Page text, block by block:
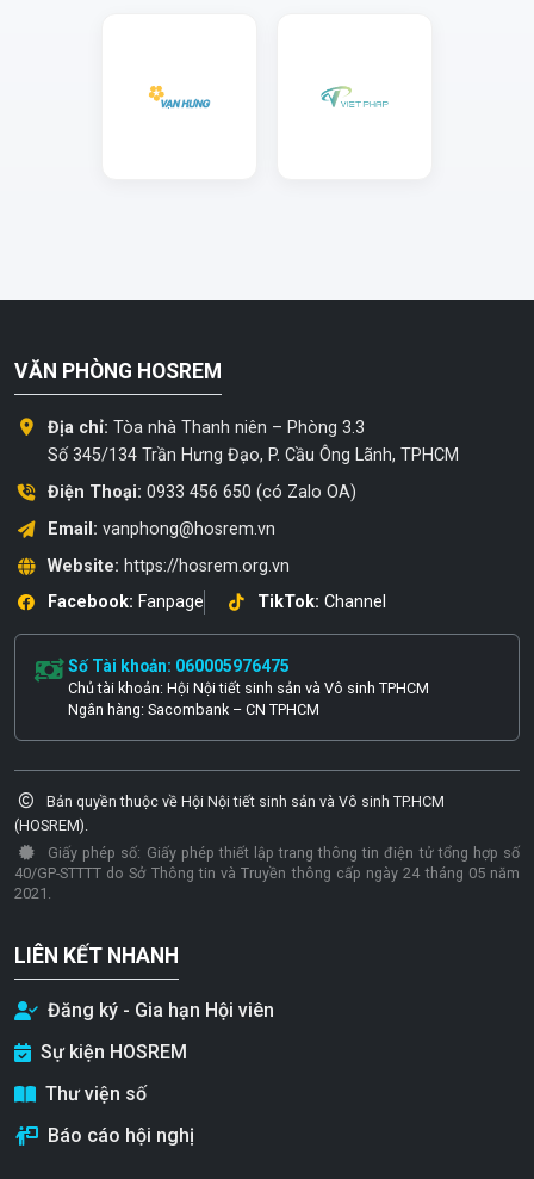
VĂN PHÒNG HOSREM
Địa chỉ: Tòa nhà Thanh niên – Phòng 3.3
Số 345/134 Trần Hưng Đạo, P. Cầu Ông Lãnh, TPHCM
Điện Thoại: 0933 456 650 (có Zalo OA)
Email: vanphong@hosrem.vn
Website: https://hosrem.org.vn
Facebook: Fanpage TikTok: Channel
Số Tài khoản: 060005976475
Chủ tài khoản: Hội Nội tiết sinh sản và Vô sinh TPHCM
Ngân hàng: Sacombank – CN TPHCM
Bản quyền thuộc về Hội Nội tiết sinh sản và Vô sinh TP.HCM
(HOSREM).
Giấy phép số: Giấy phép thiết lập trang thông tin điện tử tổng hợp số
40/GP-STTTT do Sở Thông tin và Truyền thông cấp ngày 24 tháng 05 năm
2021.
LIÊN KẾT NHANH
Đăng ký - Gia hạn Hội viên
Sự kiện HOSREM
Thư viện số
Báo cáo hội nghị